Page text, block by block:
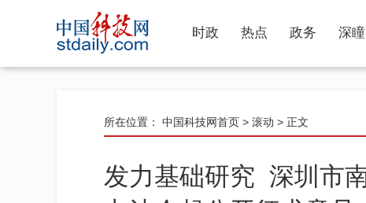
时政 热点 政务 深瞳
所在位置： 中国科技网首页 > 滚动 > 正文
发力基础研究 深圳市